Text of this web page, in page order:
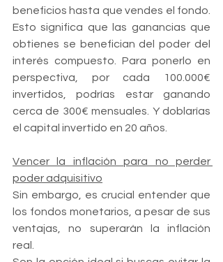
beneficios hasta que vendes el fondo.
Esto significa que las ganancias que
obtienes se benefician del poder del
interés compuesto. Para ponerlo en
perspectiva, por cada 100.000€
invertidos, podrías estar ganando
cerca de 300€ mensuales. Y doblarías
el capital invertido en 20 años.
Vencer la inflación para no perder
poder adquisitivo
Sin embargo, es crucial entender que
los fondos monetarios, a pesar de sus
ventajas, no superarán la inflación
real.